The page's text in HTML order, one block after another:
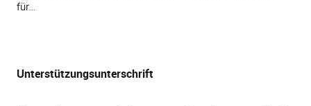
für…
Unterstützungsunterschrift